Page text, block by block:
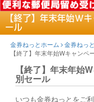
【終了】年末年始W
ール
金券ねっとホーム
金券ねっ
【終了】年末年始Wキャン
【終了】年末年始
別セール
いつも金券ねっとをご